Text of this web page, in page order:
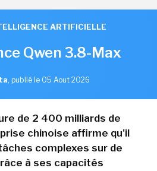
ARTIFICIELLE
Qwen 3.8-Max
, publié le 05 Aout 2026
de 2 400 milliards de
chinoise affirme qu'il
complexes sur de
à ses capacités